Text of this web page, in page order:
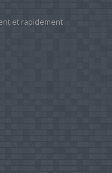
et rapidement